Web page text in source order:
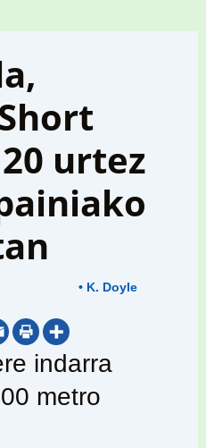
urtez
• K. Doyle
indarra
metro